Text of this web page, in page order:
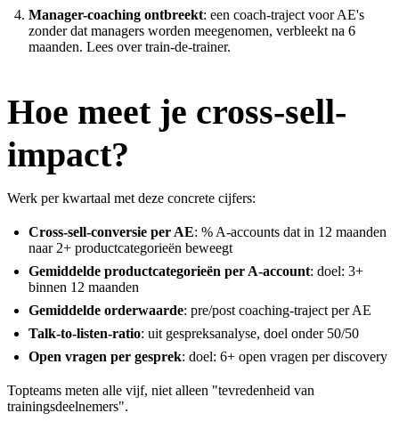
Manager-coaching ontbreekt: een coach-traject voor AE's
zonder dat managers worden meegenomen, verbleekt na 6
maanden. Lees overtrain-de-trainer.
Hoe meet je cross-sell-
impact?
Werk per kwartaal met deze concrete cijfers:
Cross-sell-conversie per AE: % A-accounts dat in 12 maanden
naar 2+ productcategorieën beweegt
Gemiddelde productcategorieën per A-account: doel: 3+
binnen 12 maanden
Gemiddelde orderwaarde: pre/post coaching-traject per AE
Talk-to-listen-ratio: uit gespreksanalyse, doel onder 50/50
Open vragen per gesprek: doel: 6+ open vragen per discovery
Topteams meten alle vijf, niet alleen "tevredenheid van
trainingsdeelnemers".